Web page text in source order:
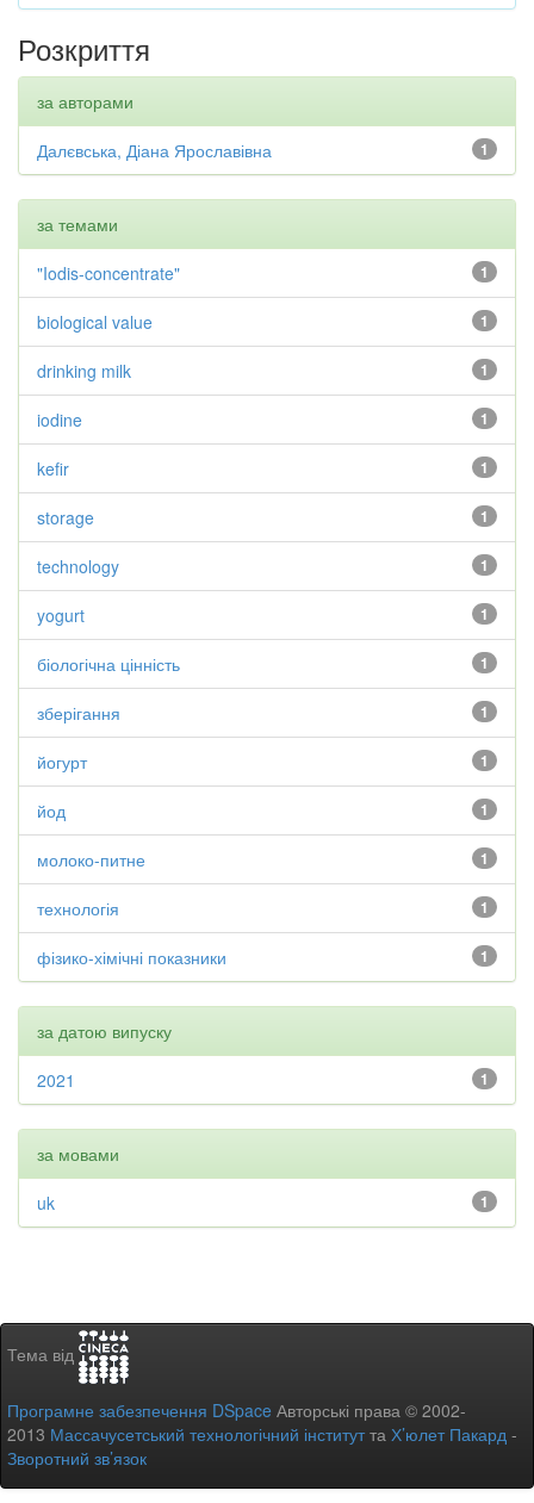
Розкриття
за авторами
1
Далєвська, Діана Ярославівна
за темами
1
"Iodis-concentrate"
1
biological value
1
drinking milk
1
iodine
1
kefir
1
storage
1
technology
1
yogurt
1
біологічна цінність
1
зберігання
1
йогурт
1
йод
1
молоко-питне
1
технологія
1
фізико-хімічні показники
за датою випуску
1
2021
за мовами
1
uk
Тема від
Програмне забезпечення DSpace Авторські права © 2002-
2013 Массачусетський технологічний інститутта Х’юлет Пакард -
Зворотний зв’язок